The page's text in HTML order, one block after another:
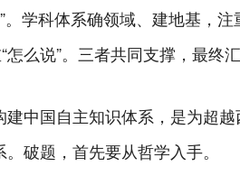
学科体系确领域、建地基，
么说”。三者共同支撑，最终汇
中国自主知识体系，是为超
破题，首先要从哲学入手。